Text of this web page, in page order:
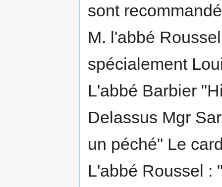
sont
M. l'abbé
spécialement
L'abbé Barbier
Delassus Mgr
un péché" Le
L'abbé Roussel :